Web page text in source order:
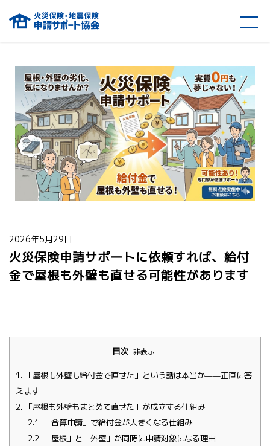
火災保険・地震保険の申請サポート協会
2026年5月29日
火災保険申請サポートに依頼すれば、給付
金で屋根も外壁も直せる可能性があります
目次 [非表示]
1. 「屋根も外壁も給付金で直せた」という話は本当か——正直に答
えます
2. 「屋根も外壁もまとめて直せた」が成立する仕組み
2.1. 「合算申請」で給付金が大きくなる仕組み
2.2. 「屋根」と「外壁」が同時に申請対象になる理由